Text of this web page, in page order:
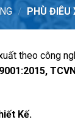
/ PHÙ ĐIÊU
theo công
Kế.